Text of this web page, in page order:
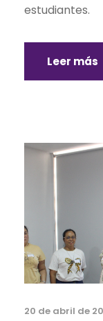
estudiantes.
Leer más
20 de abril de